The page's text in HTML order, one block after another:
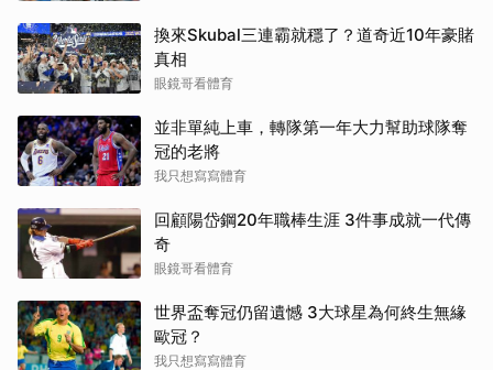
換來Skubal三連霸就穩了？道奇近10年豪賭
真相
眼鏡哥看體育
並非單純上車，轉隊第一年大力幫助球隊奪
冠的老將
我只想寫寫體育
回顧陽岱鋼20年職棒生涯 3件事成就一代傳
奇
眼鏡哥看體育
世界盃奪冠仍留遺憾 3大球星為何終生無緣
歐冠？
我只想寫寫體育